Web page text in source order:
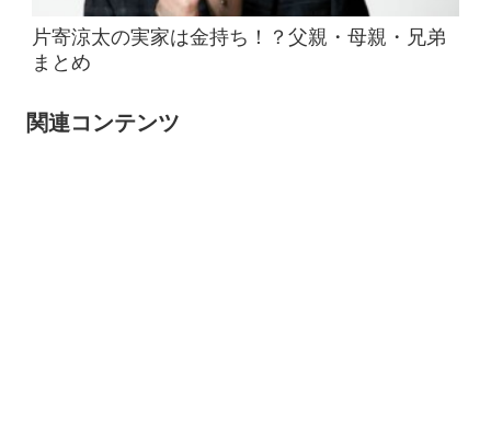
片寄涼太の実家は金持ち！？父親・母親・兄弟
まとめ
関連コンテンツ